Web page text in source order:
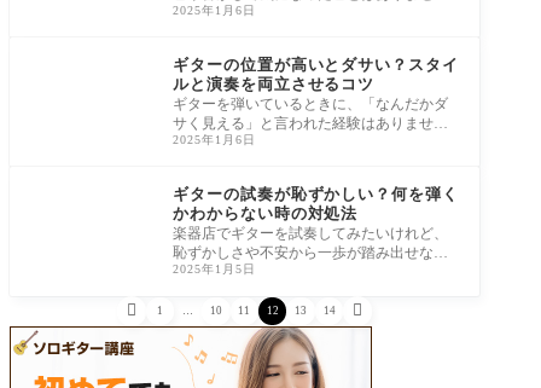
か？ 特に初心者や、新しいギターを購入し
2025年1月6日
ギターの位置が高いとダサい？スタイ
ルと演奏を両立させるコツ
ギターを弾いているときに、「なんだかダ
サく見える」と言われた経験はありません
か？ 特にギターの位置が高いと、思いもよ
2025年1月6日
ギターの試奏が恥ずかしい？何を弾く
かわからない時の対処法
楽器店でギターを試奏してみたいけれど、
恥ずかしさや不安から一歩が踏み出せない
と感じていませんか？ 自分の演奏に自信が
2025年1月5日
 1 … 10 11 12 13 14 